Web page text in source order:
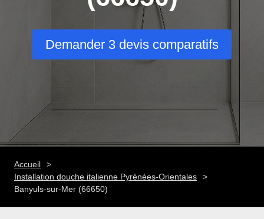
Demander 3 devis comparatifs
Accueil
Installation douche italienne Pyrénées-Orientales
Banyuls-sur-Mer (66650)